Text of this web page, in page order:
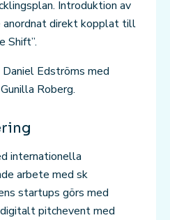
Introduktion av
anordnat direkt kopplat till
Shift”.
Edströms med
Roberg.
internationella
arbete med sk
startups görs med
pitchevent med